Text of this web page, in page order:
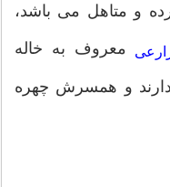
و متاهل می باشد،
معروف به خاله
و همسرش چهره